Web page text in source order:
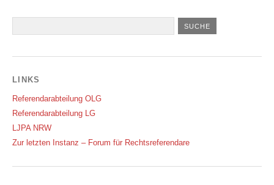
LINKS
Referendarabteilung OLG
Referendarabteilung LG
LJPA NRW
Zur letzten Instanz – Forum für Rechtsreferendare